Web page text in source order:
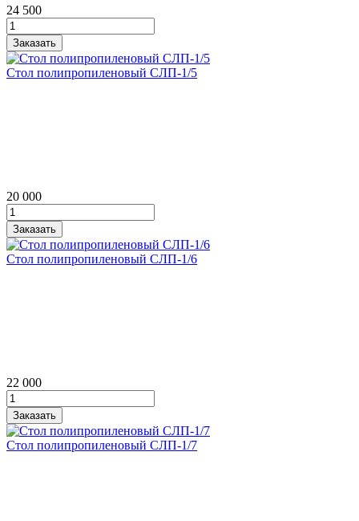
24 500
Стол полипропиленовый СЛП‑1/5
20 000
Стол полипропиленовый СЛП‑1/6
22 000
Стол полипропиленовый СЛП‑1/7